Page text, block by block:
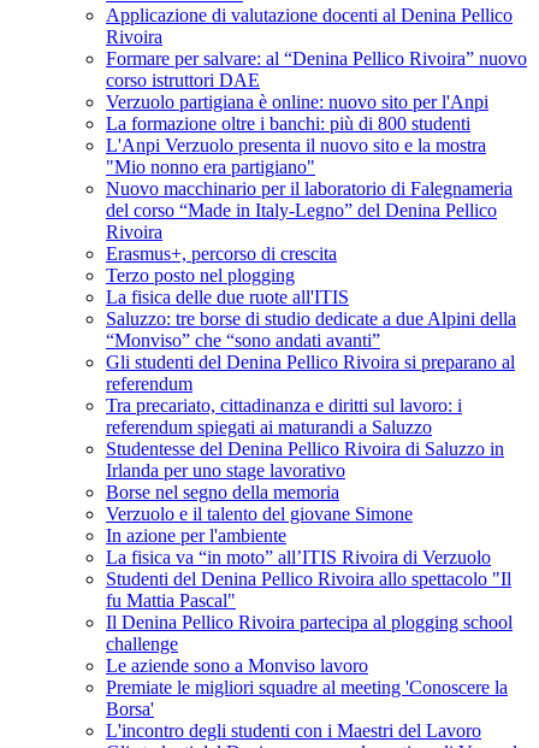
Applicazione di valutazione docenti al Denina Pellico
Rivoira
Formare per salvare: al “Denina Pellico Rivoira” nuovo
corso istruttori DAE
Verzuolo partigiana è online: nuovo sito per l'Anpi
La formazione oltre i banchi: più di 800 studenti
L'Anpi Verzuolo presenta il nuovo sito e la mostra
"Mio nonno era partigiano"
Nuovo macchinario per il laboratorio di Falegnameria
del corso “Made in Italy-Legno” del Denina Pellico
Rivoira
Erasmus+, percorso di crescita
Terzo posto nel plogging
La fisica delle due ruote all'ITIS
Saluzzo: tre borse di studio dedicate a due Alpini della
“Monviso” che “sono andati avanti”
Gli studenti del Denina Pellico Rivoira si preparano al
referendum
Tra precariato, cittadinanza e diritti sul lavoro: i
referendum spiegati ai maturandi a Saluzzo
Studentesse del Denina Pellico Rivoira di Saluzzo in
Irlanda per uno stage lavorativo
Borse nel segno della memoria
Verzuolo e il talento del giovane Simone
In azione per l'ambiente
La fisica va “in moto” all’ITIS Rivoira di Verzuolo
Studenti del Denina Pellico Rivoira allo spettacolo "Il
fu Mattia Pascal"
Il Denina Pellico Rivoira partecipa al plogging school
challenge
Le aziende sono a Monviso lavoro
Premiate le migliori squadre al meeting 'Conoscere la
Borsa'
L'incontro degli studenti con i Maestri del Lavoro